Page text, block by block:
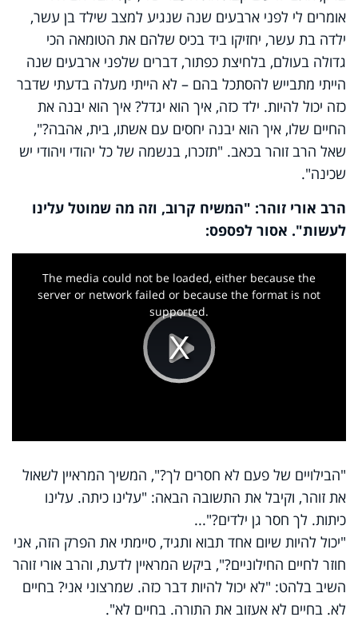
אומרים לי לפני ארבעים שנה שנגיע למצב שילד בן עשר,
ילדה בת עשר, יחזיקו ביד בכיס שלהם את הטומאה הכי
גדולה בעולם, בלחיצת כפתור, דברים שלפני ארבעים שנה
הייתי מתבייש להסתכל בהם – לא הייתי מעלה בדעתי שדבר
כזה יכול להיות. ילד כזה, איך הוא יגדל? איך הוא יבנה את
החיים שלו, איך הוא יבנה יחסים עם אשתו, בית, אהבה?",
שאל הרב זוהר בכאב. "תזכרו, בנשמה של כל יהודי ויהודי יש
שכינה".
הרב אורי זוהר: "המשיח קרוב, וזה מה שמוטל עלינו
לעשות". אסור לפספס:
Play
Video
The media could not be loaded, either because the
server or network failed or because the format is not
supported.
"הבילויים של פעם לא חסרים לך?", המשיך המראיין לשאול
את זוהר, וקיבל את התשובה הבאה: "עלינו כיתה. עלינו
כיתות. לך חסר גן ילדים?"...
"יכול להיות שיום אחד תבוא ותגיד, סיימתי את הפרק הזה, אני
חוזר לחיים החילוניים?", ביקש המראיין לדעת, והרב אורי זוהר
השיב בלהט: "לא יכול להיות דבר כזה. שמרצוני אני? בחיים
לא. בחיים לא אעזוב את התורה. בחיים לא".